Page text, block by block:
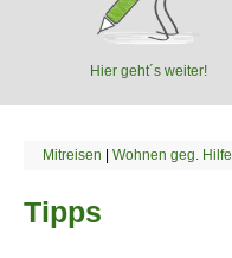
Hier geht´s weiter!
Mitreisen | Wohnen geg. Hilfe
Tipps